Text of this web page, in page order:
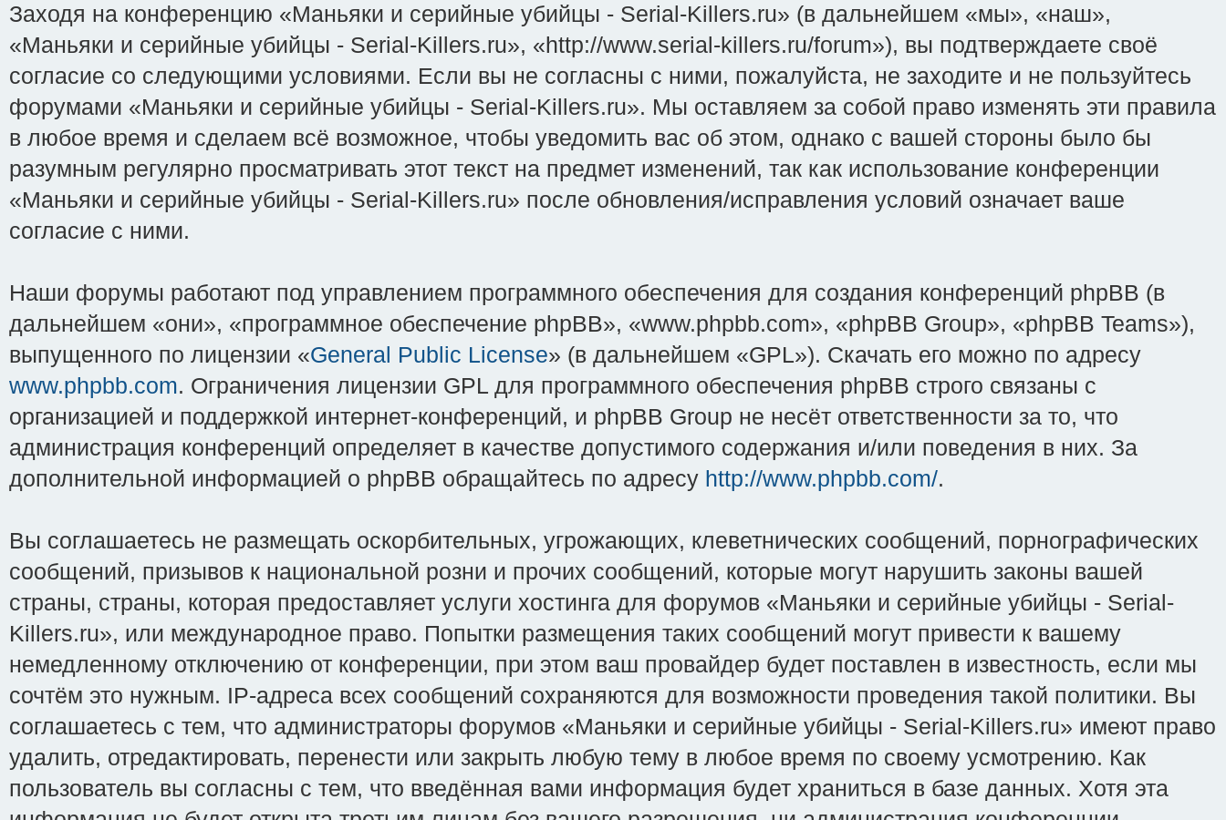
Заходя на конференцию «Маньяки и серийные убийцы - Serial-Killers.ru» (в дальнейшем «мы», «наш»,
«Маньяки и серийные убийцы - Serial-Killers.ru», «http://www.serial-killers.ru/forum»), вы подтверждаете своё
согласие со следующими условиями. Если вы не согласны с ними, пожалуйста, не заходите и не пользуйтесь
форумами «Маньяки и серийные убийцы - Serial-Killers.ru». Мы оставляем за собой право изменять эти правила
в любое время и сделаем всё возможное, чтобы уведомить вас об этом, однако с вашей стороны было бы
разумным регулярно просматривать этот текст на предмет изменений, так как использование конференции
«Маньяки и серийные убийцы - Serial-Killers.ru» после обновления/исправления условий означает ваше
согласие с ними.
Наши форумы работают под управлением программного обеспечения для создания конференций phpBB (в
дальнейшем «они», «программное обеспечение phpBB», «www.phpbb.com», «phpBB Group», «phpBB Teams»),
выпущенного по лицензии «General Public License» (в дальнейшем «GPL»). Скачать его можно по адресу
www.phpbb.com. Ограничения лицензии GPL для программного обеспечения phpBB строго связаны с
организацией и поддержкой интернет-конференций, и phpBB Group не несёт ответственности за то, что
администрация конференций определяет в качестве допустимого содержания и/или поведения в них. За
дополнительной информацией о phpBB обращайтесь по адресу http://www.phpbb.com/.
Вы соглашаетесь не размещать оскорбительных, угрожающих, клеветнических сообщений, порнографических
сообщений, призывов к национальной розни и прочих сообщений, которые могут нарушить законы вашей
страны, страны, которая предоставляет услуги хостинга для форумов «Маньяки и серийные убийцы - Serial-
Killers.ru», или международное право. Попытки размещения таких сообщений могут привести к вашему
немедленному отключению от конференции, при этом ваш провайдер будет поставлен в известность, если мы
сочтём это нужным. IP-адреса всех сообщений сохраняются для возможности проведения такой политики. Вы
соглашаетесь с тем, что администраторы форумов «Маньяки и серийные убийцы - Serial-Killers.ru» имеют право
удалить, отредактировать, перенести или закрыть любую тему в любое время по своему усмотрению. Как
пользователь вы согласны с тем, что введённая вами информация будет храниться в базе данных. Хотя эта